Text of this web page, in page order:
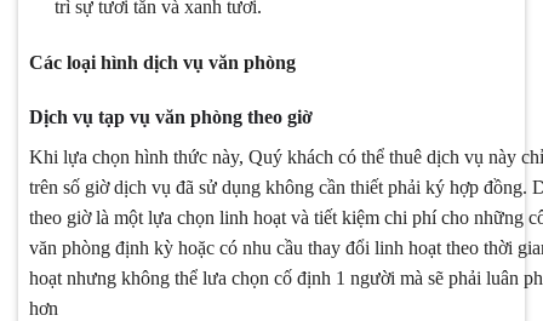
trì sự tươi tắn và xanh tươi.
Các loại hình dịch vụ văn phòng
Dịch vụ tạp vụ văn phòng theo giờ
Khi lựa chọn hình thức này, Quý khách có thể thuê dịch vụ này
trên số giờ dịch vụ đã sử dụng không cần thiết phải ký hợp đồng.
theo giờ là một lựa chọn linh hoạt và tiết kiệm chi phí cho những
văn phòng định kỳ hoặc có nhu cầu thay đổi linh hoạt theo thời
hoạt nhưng không thể lưa chọn cố định 1 người mà sẽ phải luân
hơn